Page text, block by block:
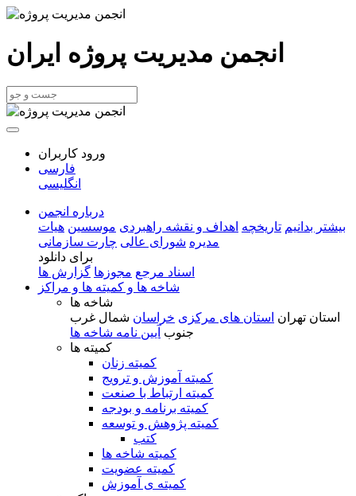
انجمن مدیریت پروژه ایران
ورود کاربران
فارسی
انگلیسی
درباره انجمن
بیشتر بدانیم تاریخچه اهداف و نقشه راهبردی موسسین هیات
مدیره شورای عالی چارت سازمانی
برای دانلود
اسناد مرجع مجوزها گزارش ها
شاخه ها و کمیته ها و مراکز
شاخه ها
استان تهران استان های مرکزی خراسان شمال غرب
جنوب آیین نامه شاخه ها
کمیته ها
کمیته زنان
کمیته آموزش و ترویج
کمیته ارتباط با صنعت
کمیته برنامه و بودجه
کمیته پژوهش و توسعه
کتب
کمیته شاخه ها
کمیته عضویت
کمیته ی آموزش